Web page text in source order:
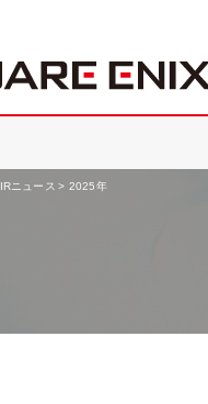
IRニュース 2025年